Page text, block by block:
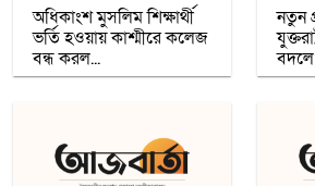
আলোচনা
অধিকাংশ মুসলিম শিক্ষার্থী
ভর্তি হওয়ায় কাশ্মীরে কলেজ
বন্ধ করল...
নতুন
বদলে